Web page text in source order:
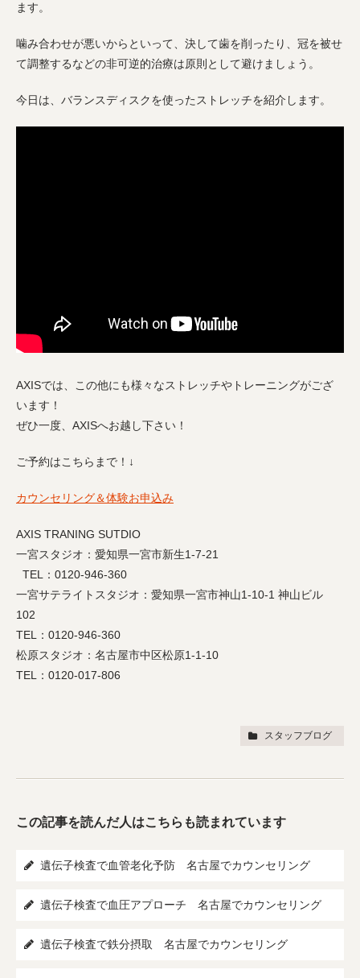
ます。
噛み合わせが悪いからといって、決して歯を削ったり、冠を被せ
て調整するなどの非可逆的治療は原則として避けましょう。
今日は、バランスディスクを使ったストレッチを紹介します。
AXISでは、この他にも様々なストレッチやトレーニングがござ
います！
ぜひ一度、AXISへお越し下さい！
ご予約はこちらまで！↓
カウンセリング＆体験お申込み
AXIS TRANING SUTDIO
一宮スタジオ：愛知県一宮市新生1-7-21
TEL：0120-946-360
一宮サテライトスタジオ：愛知県一宮市神山1-10-1 神山ビル
102
TEL：0120-946-360
松原スタジオ：名古屋市中区松原1-1-10
TEL：0120-017-806
スタッフブログ
この記事を読んだ人はこちらも読まれています
遺伝子検査で血管老化予防 名古屋でカウンセリング
遺伝子検査で血圧アプローチ 名古屋でカウンセリング
遺伝子検査で鉄分摂取 名古屋でカウンセリング